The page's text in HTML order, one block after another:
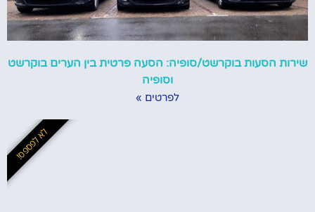
שירות הסעות בוקרשט/סופיה: הסעה פרטית בין הערים בוקרשט
וסופיה
לפרטים »
לא לפספס!